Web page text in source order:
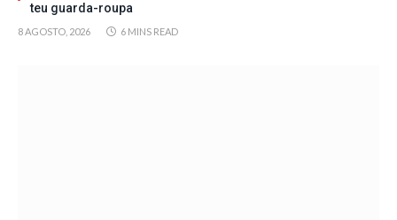
teu guarda-roupa
8 AGOSTO, 2026 6 MINS READ